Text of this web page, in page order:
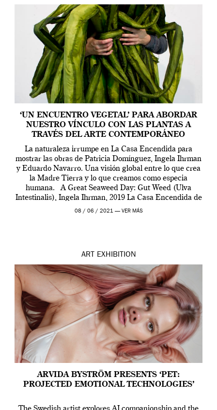
‘UN ENCUENTRO VEGETAL’ PARA ABORDAR
NUESTRO VÍNCULO CON LAS PLANTAS A
TRAVÉS DEL ARTE CONTEMPORÁNEO
La naturaleza irrumpe en La Casa Encendida para
mostrar las obras de Patricia Domínguez, Ingela Ihrman
y Eduardo Navarro. Una visión global entre lo que crea
la Madre Tierra y lo que creamos como especia
humana. A Great Seaweed Day: Gut Weed (Ulva
Intestinalis), Ingela Ihrman, 2019 La Casa Encendida de
Madrid y la Wellcome […]
08 / 06 / 2021 — VER MÁS
ART EXHIBITION
ARVIDA BYSTRÖM PRESENTS ‘PET:
PROJECTED EMOTIONAL TECHNOLOGIES’